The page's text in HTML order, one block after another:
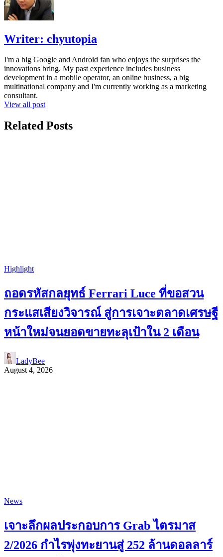
Writer: chyutopia
I'm a big Google and Android fan who enjoys the surprises the
innovations bring. My past experience includes business
development in a mobile operator, an online business, a big
multinational company and I'm currently working as a marketing
consultant.
View all post
Related Posts
Highlight
ถอดรหัสกลยุทธ์ Ferrari Luce ที่ขอสวน
กระแสเสียงวิจารณ์ สู่การเจาะตลาดเศรษฐี
หน้าใหม่จนยอดขายทะลุเป้าใน 2 เดือน
LadyBee
August 4, 2026
News
เจาะลึกผลประกอบการ Grab ไตรมาส
2/2026 กำไรพุ่งทะยานสู่ 252 ล้านดอลลาร์